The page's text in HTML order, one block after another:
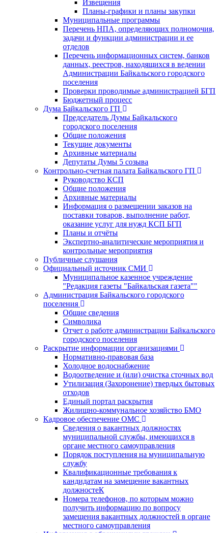
Извещения
Планы-графики и планы закупки
Муниципальные программы
Перечень НПА, определяющих полномочия,
задачи и функции администрации и ее
отделов
Перечень информационных систем, банков
данных, реестров, находящихся в ведении
Администрации Байкальского городского
поселения
Проверки проводимые администрацией БГП
Бюджетный процесс
Дума Байкальского ГП
Председатель Думы Байкальского
городского поселения
Общие положения
Текущие документы
Архивные материалы
Депутаты Думы 5 созыва
Контрольно-счетная палата Байкальского ГП
Руководство КСП
Общие положения
Архивные материалы
Информация о размещении заказов на
поставки товаров, выполнение работ,
оказание услуг для нужд КСП БГП
Планы и отчёты
Экспертно-аналитические мероприятия и
контрольные мероприятия
Публичные слушания
Официальный источник СМИ
Муниципальное казенное учреждение
"Редакция газеты "Байкальская газета""
Администрация Байкальского городского
поселения
Общие сведения
Символика
Отчет о работе администрации Байкальского
городского поселения
Раскрытие информации организациями
Нормативно-правовая база
Холодное водоснабжение
Водоотведение и (или) очистка сточных вод
Утилизация (Захоронение) твердых бытовых
отходов
Единый портал раскрытия
Жилищно-коммунальное хозяйство БМО
Кадровое обеспечение ОМС
Сведения о вакантных должностях
муниципальной службы, имеющихся в
органе местного самоуправления
Порядок поступления на муниципальную
службу
Квалификационные требования к
кандидатам на замещение вакантных
должностеК
Номера телефонов, по которым можно
получить информацию по вопросу
замещения вакантных должностей в органе
местного самоуправления